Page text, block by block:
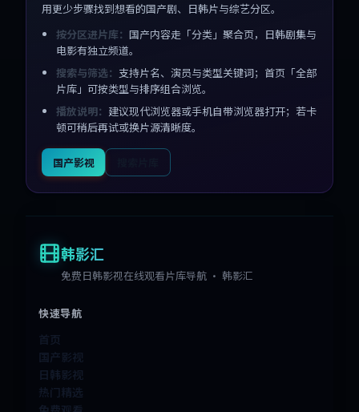
用更少步骤找到想看的国产剧、日韩片与综艺分区。
按分区进片库： 国产内容走「分类」聚合页，日韩剧集与
电影有独立频道。
搜索与筛选： 支持片名、演员与类型关键词；首页「全部
片库」可按类型与排序组合浏览。
播放说明： 建议现代浏览器或手机自带浏览器打开；若卡
顿可稍后再试或换片源清晰度。
国产影视
韩影汇
免费日韩影视在线观看片库导航 · 韩影汇
快速导航
首页
国产影视
日韩影视
热门精选